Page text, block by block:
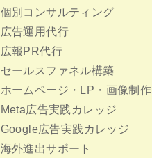
個別コンサルティング
広告運用代行
広報PR代行
セールスファネル構築
ホームページ ・LP・画像制作
Meta広告実践カレッジ
Google広告実践カレッジ
海外進出サポート